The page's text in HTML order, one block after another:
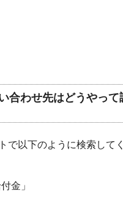
合わせ先はどうやって
で以下のように検索して
金」